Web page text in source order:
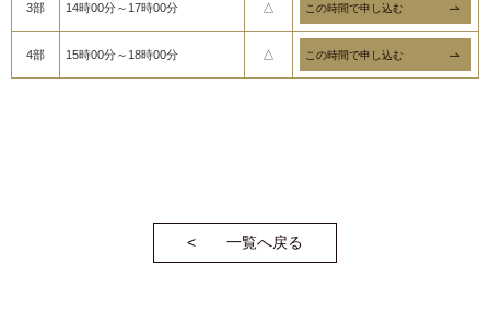
3部 14時00分～17時00分 △
4部 15時00分～18時00分 △
一覧へ戻る